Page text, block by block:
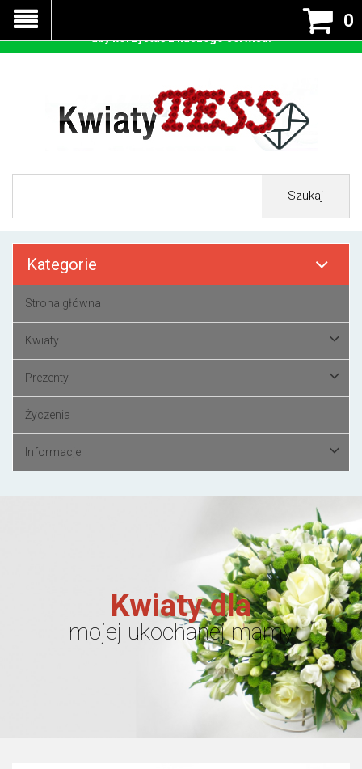
0
Szukaj
Kategorie
Strona główna
Kwiaty
Prezenty
Życzenia
Informacje
Kwiaty dla
mojej ukochanej mamy
Nasza strona korzysta z cookies - czyli tzw ciastek w celu
prawidłowego działania. Zaakceptuj przyjmowanie cookies
aby korzystać z naszego serwisu.